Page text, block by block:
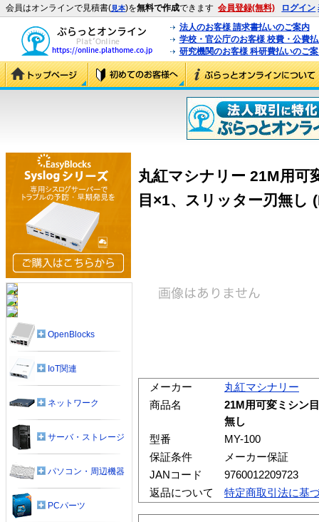
会員はオンラインで見積書(見本)を無料で作成できます 会員登録(無料) ログイン
法人のお客様 請求書払いのご案内
学校・官公庁のお客様 校費・公費
研究機関のお客様 科研費払いのご
丸紅マシナリー 21M用可
目×1、スリッター刃無し
メーカー
丸紅マシナリー
商品名
21M用可変ミシン
無し
型番
MY-100
保証条件
メーカー保証
JANコード
9760012209723
返品について
特定商取引法に基
OpenBlocks
IoT関連
ネットワーク
サーバ・ストレージ
パソコン・周辺機器
PCパーツ